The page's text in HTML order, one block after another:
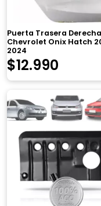
Puerta Trasera Derecha
Chevrolet Onix Hatch
2024
$12.990